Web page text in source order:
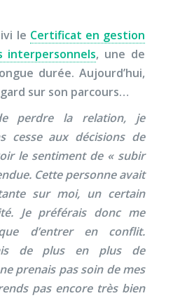
le Certificat en gestion
interpersonnels, une de
durée. Aujourd’hui,
sur son parcours…
perdre la relation, je
cesse aux décisions de
le sentiment de « subir
Cette personne avait
sur moi, un certain
Je préférais donc me
d’entrer en conflit.
de plus en plus de
prenais pas soin de mes
pas encore très bien